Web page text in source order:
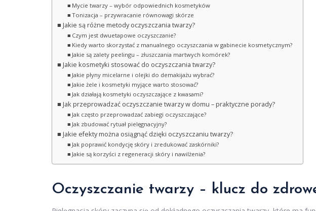
Mycie twarzy – wybór odpowiednich kosmetyków
Tonizacja – przywracanie równowagi skórze
Jakie są różne metody oczyszczania twarzy?
Czym jest dwuetapowe oczyszczanie?
Kiedy warto skorzystać z manualnego oczyszczania w gabinecie kosmetycznym?
Jakie są zalety peelingu – złuszczania martwych komórek?
Jakie kosmetyki stosować do oczyszczania twarzy?
Jakie płyny micelarne i olejki do demakijażu wybrać?
Jakie żele i kosmetyki myjące warto stosować?
Jak działają kosmetyki oczyszczające z kwasami?
Jak przeprowadzać oczyszczanie twarzy w domu – praktyczne porady?
Jak często przeprowadzać zabiegi oczyszczające?
Jak zbudować rytuał pielęgnacyjny?
Jakie efekty można osiągnąć dzięki oczyszczaniu twarzy?
Jak poprawić kondycję skóry i zredukować zaskórniki?
Jakie są korzyści z regeneracji skóry i nawilżenia?
Oczyszczanie twarzy – klucz do